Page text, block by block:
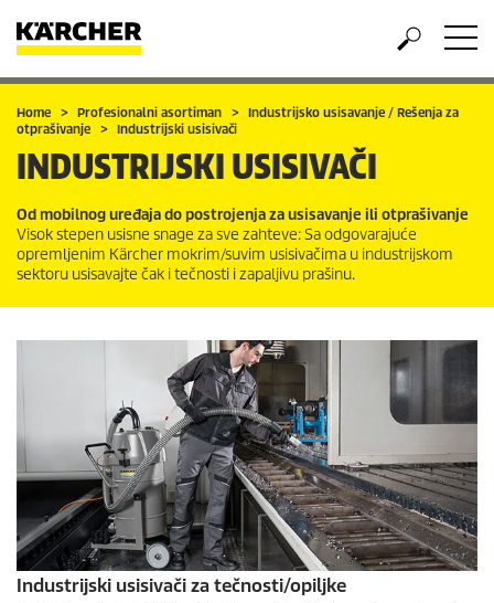
Home Profesionalni asortiman
Industrijsko usisavanje / Rešenja za
otprašivanje
Industrijski usisivači
INDUSTRIJSKI USISIVAČI
Od mobilnog uređaja do postrojenja za usisavanje ili otprašivanje
Visok stepen usisne snage za sve zahteve: Sa odgovarajuće
opremljenim Kärcher mokrim/suvim usisivačima u industrijskom
sektoru usisavajte čak i tečnosti i zapaljivu prašinu.
Industrijski usisivači za tečnosti/opiljke